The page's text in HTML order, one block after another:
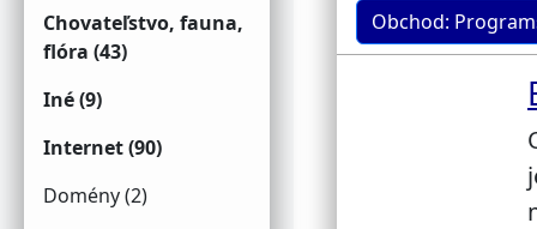
Chovateľstvo, fauna,
flóra (43)
Iné (9)
Internet (90)
Domény (2)
Obchod: